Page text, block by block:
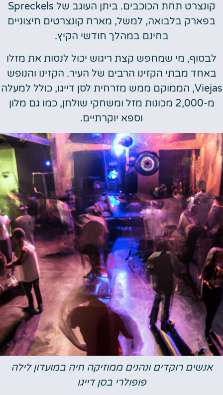
קונצרט תחת הכוכבים. ביתן העוגב של Spreckels
בלבואה, למשל, מארח קונצרטים חיצוניים
בחינם במהלך חודשי הקיץ.
מי שמחפש קצת ריגוש יכול לנסות את מזלו
מבתי הקזינו הרבים של העיר. הקזינו והנופש
Viejas, הממוקם ממש מזרחית לסן דייגו, כולל למעלה
מ-2,000 מכונות מזל ומשחקי שולחן, כמו גם מלון
וספא יוקרתיים.
רוקדים ונהנים ממוזיקה חיה במועדון לילה
פופולרי בסן דייגו